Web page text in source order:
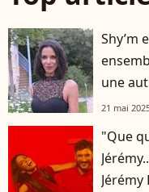
Shy’m
une
21 mai
"Que